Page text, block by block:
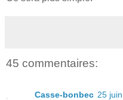
45 commentaires:
Casse-bonbec 25